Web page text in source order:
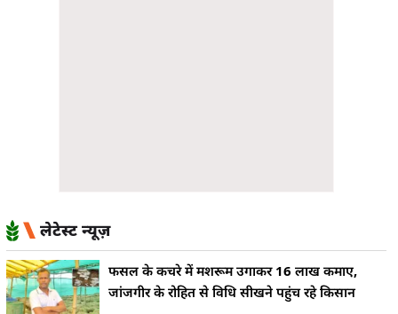
लेटेस्ट न्यूज़
फसल के कचरे में मशरूम उगाकर 16 लाख कमाए,
जांजगीर के रोहित से विधि सीखने पहुंच रहे किसान